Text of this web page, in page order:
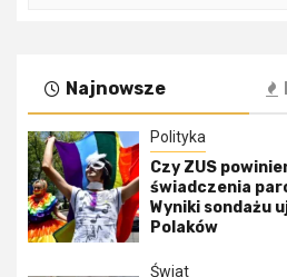
Najnowsze
Polityka
Czy ZUS
świadczenia
Wyniki sondażu
Polaków
Świat